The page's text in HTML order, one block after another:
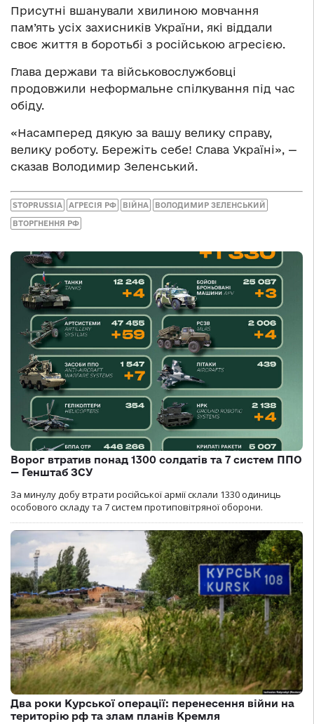
Присутні вшанували хвилиною мовчання
пам’ять усіх захисників України, які віддали
своє життя в боротьбі з російською агресією.
Глава держави та військовослужбовці
продовжили неформальне спілкування під час
обіду.
«Насамперед дякую за вашу велику справу,
велику роботу. Бережіть себе! Слава Україні», —
сказав Володимир Зеленський.
STOPRUSSIA АГРЕСІЯ РФ ВІЙНА ВОЛОДИМИР ЗЕЛЕНСЬКИЙ
ВТОРГНЕННЯ РФ
Ворог втратив понад 1300 солдатів та 7 систем ППО
— Генштаб ЗСУ
За минулу добу втрати російської армії склали 1330 одиниць
особового складу та 7 систем протиповітряної оборони.
Два роки Курської операції: перенесення війни на
територію рф та злам планів Кремля